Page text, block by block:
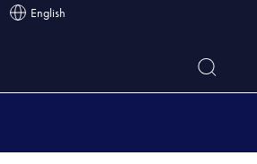
English